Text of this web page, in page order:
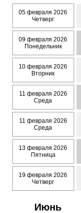
05 февраля 2026
Четверг
09 февраля 2026
Понедельник
10 февраля 2026
Вторник
11 февраля 2026
Среда
11 февраля 2026
Среда
13 февраля 2026
Пятница
19 февраля 2026
Четверг
Июнь